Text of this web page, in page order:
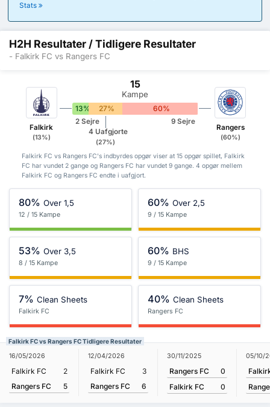
Stats
H2H Resultater / Tidligere Resultater
- Falkirk FC vs Rangers FC
Falkirk
(13%)
15
Kampe
13% 27% 60%
2 Sejre
4 Uafgjorte
(27%)
9 Sejre
Rangers
(60%)
Falkirk FC vs Rangers FC's indbyrdes opgør viser at 15 opgør spillet, Falkirk
FC har vundet 2 gange og Rangers FC har vundet 9 gange. 4 opgør mellem
Falkirk FC og Rangers FC endte i uafgjort.
80% Over 1,5
12 / 15 Kampe
60% Over 2,5
9 / 15 Kampe
53% Over 3,5
8 / 15 Kampe
60% BHS
9 / 15 Kampe
7% Clean Sheets
Falkirk FC
40% Clean Sheets
Rangers FC
Falkirk FC vs Rangers FC Tidligere Resultater
16/05/2026
Falkirk FC
2
Rangers FC
5
12/04/2026
Falkirk FC
3
Rangers FC
6
30/11/2025
Rangers FC
0
Falkirk FC
0
05/10/